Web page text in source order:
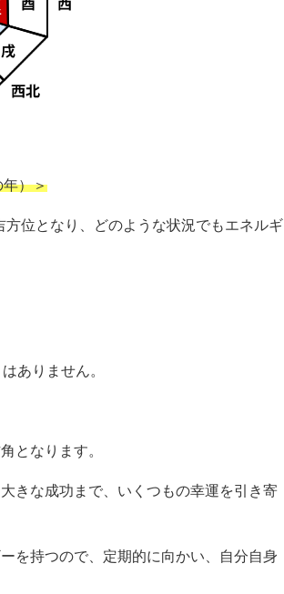
年）＞
位となり、どのような状況でもエネルギ
ありません。
となります。
きな成功まで、いくつもの幸運を引き寄
を持つので、定期的に向かい、自分自身